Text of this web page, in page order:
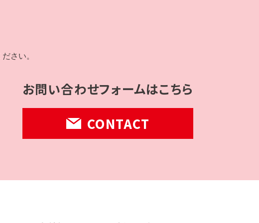
さい。
お問い合わせフォームはこちら
CONTACT